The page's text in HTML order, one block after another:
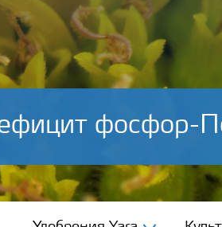
фосфор-
Yara